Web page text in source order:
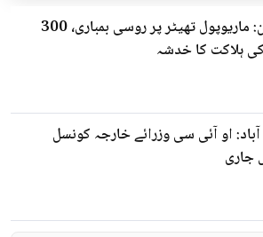
یوکرین: ماریوپول تھیٹر پر روسی بمباری، 300
کی ہلاکت کا خدشہ
او آئی سی وزرائے خارجہ کونسل
جاری